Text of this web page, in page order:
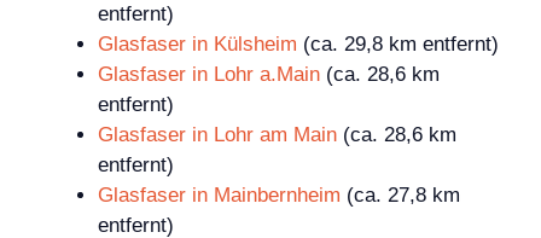
entfernt)
Glasfaser in Külsheim (ca. 29,8 km entfernt)
Glasfaser in Lohr a.Main (ca. 28,6 km
entfernt)
Glasfaser in Lohr am Main (ca. 28,6 km
entfernt)
Glasfaser in Mainbernheim (ca. 27,8 km
entfernt)